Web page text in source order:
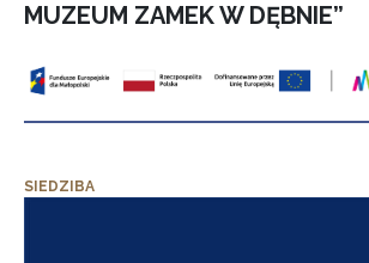
MUZEUM ZAMEK W DĘBNIE”
SIEDZIBA